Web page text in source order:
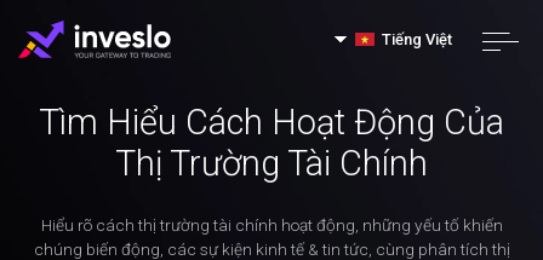
Tiếng Việt
Tìm Hiểu Cách Hoạt Động Của
Thị Trường Tài Chính
Hiểu rõ cách thị trường tài chính hoạt động, những yếu tố khiến
chúng biến động, các sự kiện kinh tế & tin tức, cùng phân tích thị